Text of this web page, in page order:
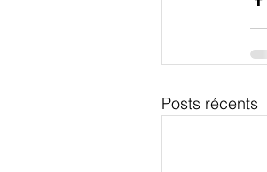
Posts récents